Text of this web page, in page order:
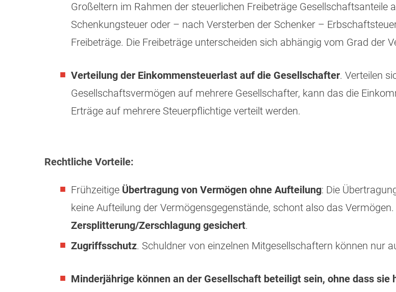
Großeltern im Rahmen der steuerlichen Freibeträge
Schenkungsteuer oder – nach Versterben der Schenker –
Freibeträge. Die Freibeträge unterscheiden sich abhängig vom Grad der
Verteilung der Einkommensteuerlast auf die Gesellschafter. Verteilen
Gesellschaftsvermögen auf mehrere Gesellschafter, kann das die
Erträge auf mehrere Steuerpflichtige verteilt werden.
Rechtliche Vorteile:
Frühzeitige Übertragung von Vermögen ohne Aufteilung: Die
keine Aufteilung der Vermögensgegenstände, schont also das
Zersplitterung/Zerschlagung gesichert.
Zugriffsschutz. Schuldner von einzelnen Mitgesellschaftern können nur
Minderjährige können an der Gesellschaft beteiligt sein, ohne dass sie